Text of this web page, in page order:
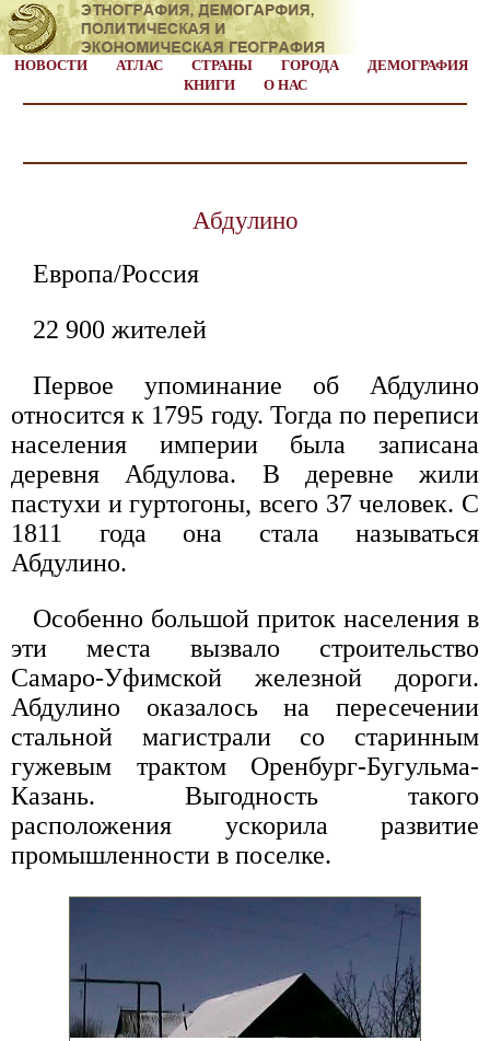
НОВОСТИ АТЛАС СТРАНЫ ГОРОДА
ДЕМОГРАФИЯ
КНИГИ
О НАС
Абдулино
Европа/Россия
22 900 жителей
Первое упоминание об Абдулино
относится к 1795 году. Тогда по переписи
населения империи была записана
деревня Абдулова. В деревне жили
пастухи и гуртогоны, всего 37 человек. С
1811 года она стала называться
Абдулино.
Особенно большой приток населения в
эти места вызвало строительство
Самаро-Уфимской железной дороги.
Абдулино оказалось на пересечении
стальной магистрали со старинным
гужевым трактом Оренбург-Бугульма-
Казань. Выгодность такого
расположения ускорила развитие
промышленности в поселке.